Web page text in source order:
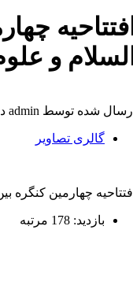
افتتاحيه
السلام و
ارسال شده توسط admin در تاریخ جمعه, 2025-05-30 08:50
گالری تصاویر
افتتاحيه چهارمين كنگره
بازدید: 178 مرتبه